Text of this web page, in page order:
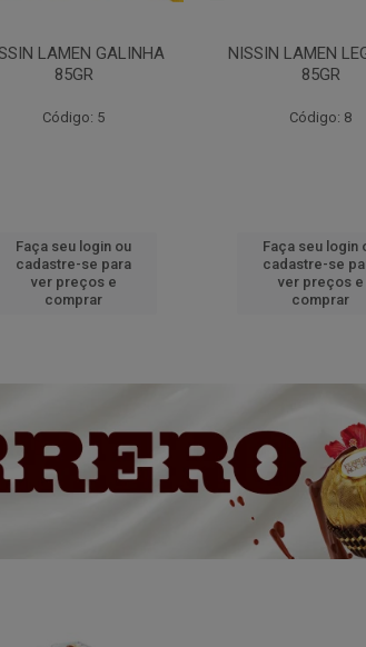
LAMEN GALINHA
85GR
Código: 5
Faça seu login ou
cadastre-se para
ver preços e
comprar
NISSIN LAMEN
85GR
Código: 8
Faça seu login
cadastre-se
ver preços e
comprar